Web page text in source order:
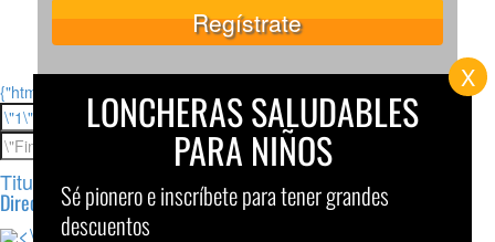
X
LONCHERAS SALUDABLES
PARA NIÑOS
Sé pionero e inscríbete para tener grandes
descuentos
{"html":"
Titulo Bloque<\/strong><\/h4>
Direccion<\/a><\/p>
<\/a>
<\/a> <\/a>